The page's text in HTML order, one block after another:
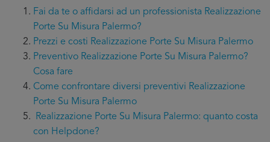
Fai da te o affidarsi ad un professionista Realizzazione
Porte Su Misura Palermo?
Prezzi e costi Realizzazione Porte Su Misura Palermo
Preventivo Realizzazione Porte Su Misura Palermo?
Cosa fare
Come confrontare diversi preventivi Realizzazione
Porte Su Misura Palermo
Realizzazione Porte Su Misura Palermo: quanto costa
con Helpdone?